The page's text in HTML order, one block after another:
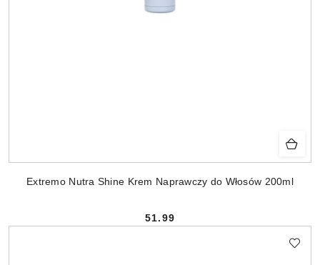
Extremo Nutra Shine Krem Naprawczy do Włosów 200ml
Cena:
51.99